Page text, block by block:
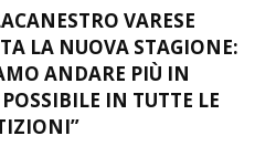
VARESE
LA NUOVA STAGIONE:
ANDARE PIÙ IN
IN TUTTE LE